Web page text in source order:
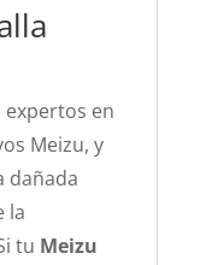
en
Meizu, y
dañada
la
tu Meizu